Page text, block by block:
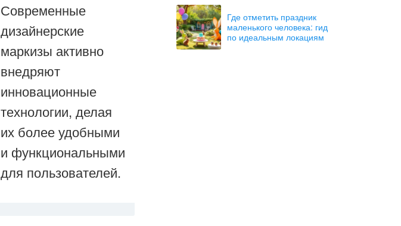
Современные
дизайнерские
маркизы активно
внедряют
инновационные
технологии, делая
их более удобными
и функциональными
для пользователей.
Где отметить праздник
маленького человека: гид
по идеальным локациям